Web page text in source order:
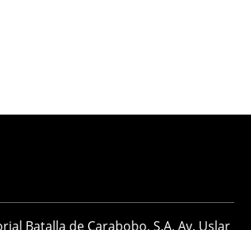
Batalla de Carabobo, S.A. Av. Uslar